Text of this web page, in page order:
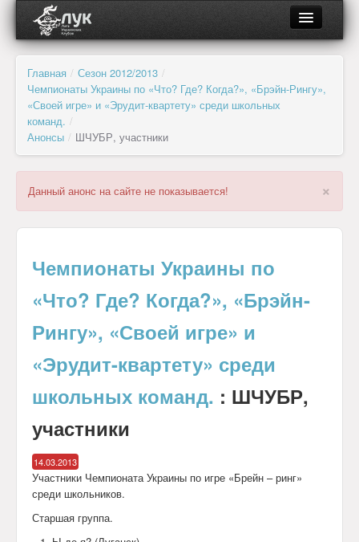
О ЛУК
Об организации
Органы управления и контроля
Региональные отделения
Клубы и лиги
Новости
Календарь
Анонсы
Главная / Сезон 2012/2013 /
Чемпионаты Украины по «Что? Где? Когда?», «Брэйн-Рингу»,
«Своей игре» и «Эрудит-квартету» среди школьных
команд. /
Анонсы / ШЧУБР, участники
×
Данный анонс на сайте не показывается!
Чемпионаты Украины по
«Что? Где? Когда?», «Брэйн-
Рингу», «Своей игре» и
«Эрудит-квартету» среди
школьных команд. : ШЧУБР,
участники
14.03.2013
Участники Чемпионата Украины по игре «Брейн – ринг»
среди школьников.
Старшая группа.